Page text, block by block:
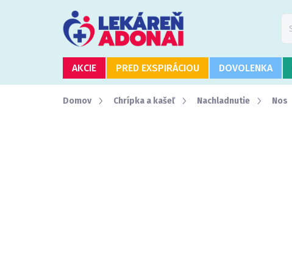
AKCIE PRED EXSPIRÁCIOU DOVOLENKA
Domov Chrípka a kašeľ Nachladnutie Nos